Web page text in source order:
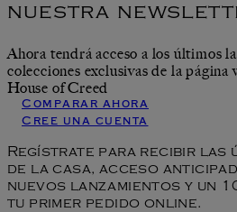
nuestra
Ahora tendrá acceso a los últimos
colecciones exclusivas de la
House of Creed
Comparar ahora
Cree una cuenta
Regístrate para recibir las
de la casa, acceso
nuevos lanzamientos y un
tu primer pedido online.